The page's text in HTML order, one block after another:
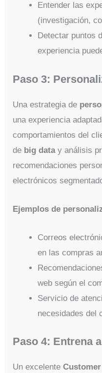
Entender las
(investigación,
Detectar puntos
experiencia
Paso 3:
Una estrategia de
una experiencia
comportamientos del
de big datay análisis
recomendaciones
electrónicos
Ejemplos de
Correos
en las compras
web según el
Servicio de
necesidades del
Paso 4: Entrena
Un excelente